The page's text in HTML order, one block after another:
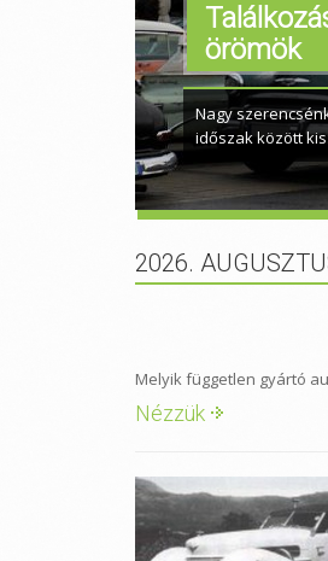
örömök
Nagy
időszak között
Poker
Többen hiányoltátok
olthassam
2026.
Melyik független gyártó
Nézzük